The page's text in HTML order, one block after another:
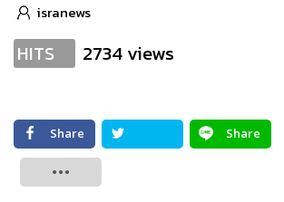
isranews
HITS 2734 views
Share
Share